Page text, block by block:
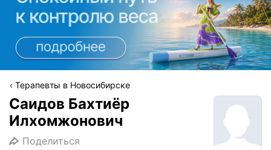
Терапевты в Новосибирске
Саидов Бахтиёр
Илхомжонович
Поделиться